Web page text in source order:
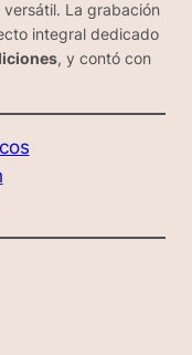
La grabación
integral dedicado
, y contó con